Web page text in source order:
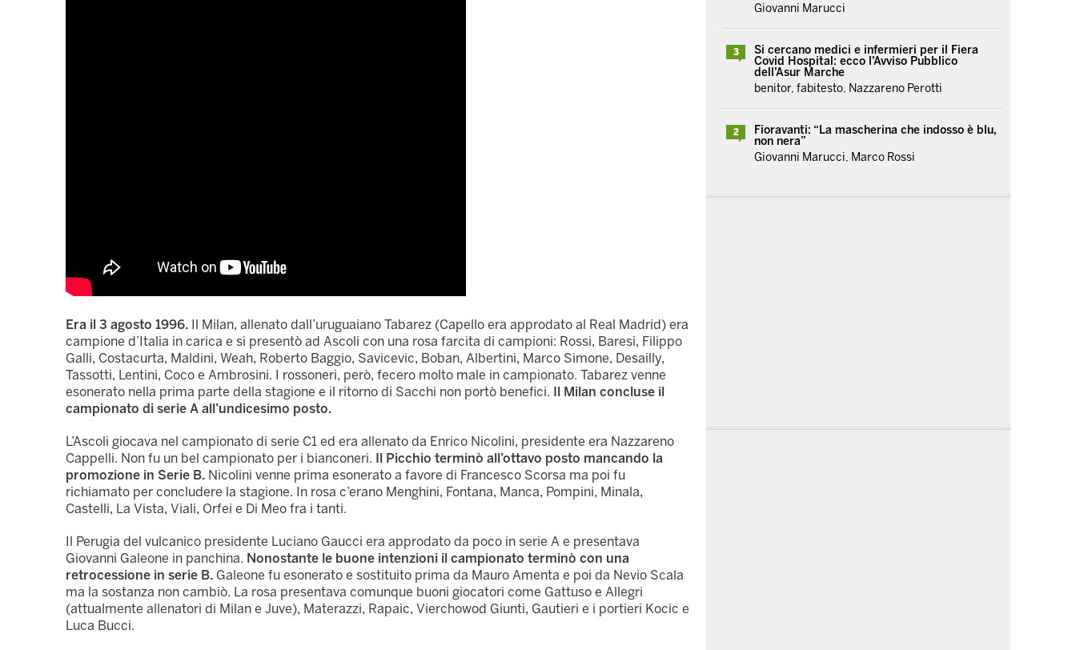
Era il 3 agosto 1996. Il Milan, allenato dall’uruguaiano Tabarez (Capello era approdato al Real Madrid) era
campione d’Italia in carica e si presentò ad Ascoli con una rosa farcita di campioni: Rossi, Baresi, Filippo
Galli, Costacurta, Maldini, Weah, Roberto Baggio, Savicevic, Boban, Albertini, Marco Simone, Desailly,
Tassotti, Lentini, Coco e Ambrosini. I rossoneri, però, fecero molto male in campionato. Tabarez venne
esonerato nella prima parte della stagione e il ritorno di Sacchi non portò benefici. Il Milan concluse il
campionato di serie A all’undicesimo posto.
L’Ascoli giocava nel campionato di serie C1 ed era allenato da Enrico Nicolini, presidente era Nazzareno
Cappelli. Non fu un bel campionato per i bianconeri. Il Picchio terminò all’ottavo posto mancando la
promozione in Serie B. Nicolini venne prima esonerato a favore di Francesco Scorsa ma poi fu
richiamato per concludere la stagione. In rosa c’erano Menghini, Fontana, Manca, Pompini, Minala,
Castelli, La Vista, Viali, Orfei e Di Meo fra i tanti.
Il Perugia del vulcanico presidente Luciano Gaucci era approdato da poco in serie A e presentava
Giovanni Galeone in panchina. Nonostante le buone intenzioni il campionato terminò con una
retrocessione in serie B. Galeone fu esonerato e sostituito prima da Mauro Amenta e poi da Nevio Scala
ma la sostanza non cambiò. La rosa presentava comunque buoni giocatori come Gattuso e Allegri
(attualmente allenatori di Milan e Juve), Materazzi, Rapaic, Vierchowod Giunti, Gautieri e i portieri Kocic e
Luca Bucci.
Giovanni Marucci
3
Si cercano medici e infermieri per il Fiera
Covid Hospital: ecco l’Avviso Pubblico
dell’Asur Marche
benitor, fabitesto, Nazzareno Perotti
2
Fioravanti: “La mascherina che indosso è blu,
non nera”
Giovanni Marucci, Marco Rossi